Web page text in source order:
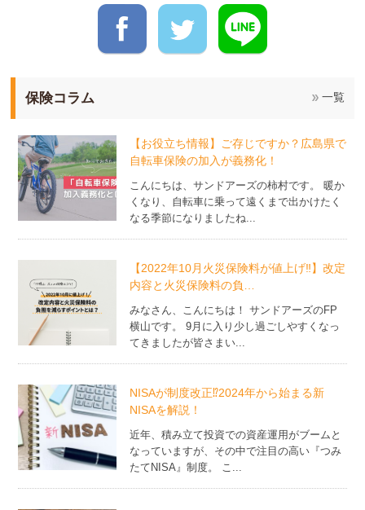
保険コラム 一覧
【お役立ち情報】ご存じですか？広島県で
自転車保険の加入が義務化！
こんにちは、サンドアーズの柿村です。 暖か
くなり、自転車に乗って遠くまで出かけたく
なる季節になりましたね...
【2022年10月火災保険料が値上げ‼】改定
内容と火災保険料の負…
みなさん、こんにちは！ サンドアーズのFP
横山です。 9月に入り少し過ごしやすくなっ
てきましたが皆さまい...
NISAが制度改正⁉2024年から始まる新
NISAを解説！
近年、積み立て投資での資産運用がブームと
なっていますが、その中で注目の高い『つみ
たてNISA』制度。 こ...